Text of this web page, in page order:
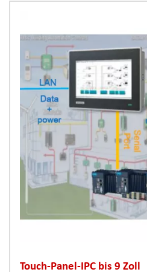
Touch-Panel-IPC bis 9 Zoll